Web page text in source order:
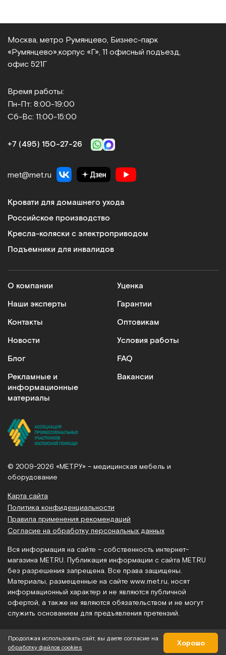
Москва, метро Румянцево, Бизнес‑парк
«Румянцево», корпус «Г», 11 офисный подъезд,
офис 521Г
Время работы:
Пн-Пт: 8:00-19:00
Сб-Вс: 11:00-15:00
+7 (495) 150‑27‑26
met@met.ru
Кровати для домашнего ухода
Российское производство
Кресла-коляски с электроприводом
Подъемники для инвалидов
О компании
Наши эксперты
Контакты
Новости
Блог
Рекламные и
информационные
материалы
Уценка
Гарантии
Оптовикам
Условия работы
FAQ
Вакансии
© 2009-2026 «МЕТ.РУ» – медицинская мебель и
оборудование
Карта сайта
Политика конфиденциальности
Правила применения рекомендаций
Согласие на обработку персональных данных
Вся информация на сайте – собственность интернет-
магазина MET.RU. Публикация информации с сайта MET.RU
без разрешения запрещена. Все права защищены.
Материалы, размещенные на сайте www.met.ru , носят
информационный характер и не являются публичной
офертой, а также не являются обязательством и не могут
служить основанием для предъявления претензий.
Продолжая использовать сайт, вы даете согласие на
обработку файлов cookies
Хорошо